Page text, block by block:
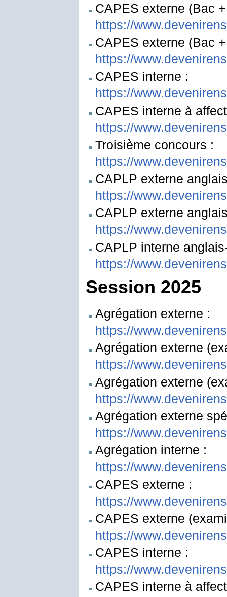
CAPES externe (Bac
https://
CAPES externe (Bac
https://
CAPES interne :
https://
CAPES interne à
https://
Troisième concours :
https://
CAPLP externe
https://
CAPLP externe
https://
CAPLP interne
https://
Session 2025
Agrégation externe :
https://
Agrégation externe
https://
Agrégation externe
https://
Agrégation externe
https://
Agrégation interne :
https://
CAPES externe :
https://
CAPES externe
https://
CAPES interne :
https://
CAPES interne à